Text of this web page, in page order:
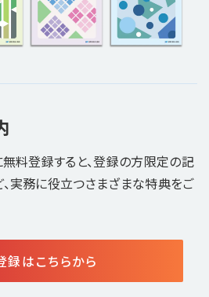
無料登録すると、登録の方限定の記
実務に役立つさまざまな特典をご
録はこちらから